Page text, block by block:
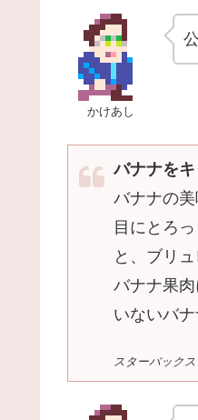
かけあし
バナナを
バナナの
目にとろ
と、ブリ
バナナ果
いないバナ
スターバック